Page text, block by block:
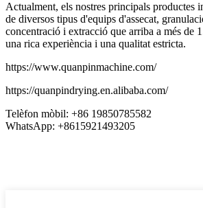
Actualment, els nostres principals productes
de diversos tipus d'equips d'assecat,
concentració i extracció que arriba a més de
una rica experiència i una qualitat estricta.
https://www.quanpinmachine.com/
https://quanpindrying.en.alibaba.com/
Telèfon mòbil: +86 19850785582
WhatsApp: +8615921493205